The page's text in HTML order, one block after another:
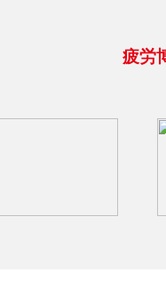
疲労